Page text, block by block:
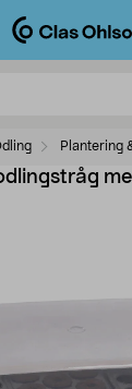
Plantering